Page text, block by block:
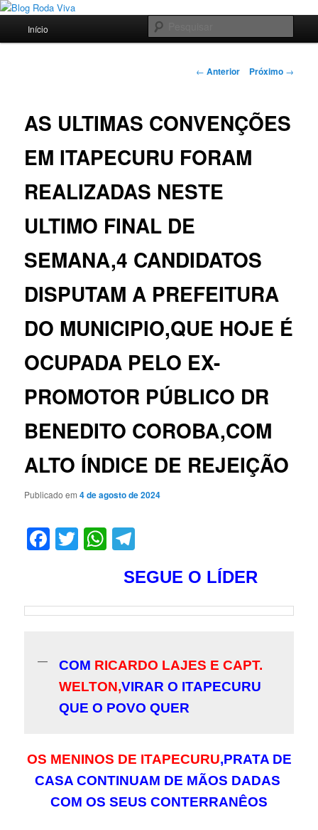
Pular Jornalismo sério comprometido com a verdade
principal
Início
Navegação
← Anterior Próximo →
AS ULTIMAS CONVENÇÕES
EM ITAPECURU FORAM
REALIZADAS NESTE
ULTIMO FINAL DE
SEMANA,4 CANDIDATOS
DISPUTAM A PREFEITURA
DO MUNICIPIO,QUE HOJE É
OCUPADA PELO EX-
PROMOTOR PÚBLICO DR
BENEDITO COROBA,COM
ALTO ÍNDICE DE REJEIÇÃO
Publicado em4 de agosto de 2024
Facebook
TwitterWhatsApp
SEGUE O LÍDER
COM RICARDO LAJES E CAPT.
WELTON,VIRAR O ITAPECURU
QUE O POVO QUER
OS MENINOS DE ITAPECURU,PRATA DE
CASA CONTINUAM DE MÃOS DADAS
COM OS SEUS CONTERRANÊOS